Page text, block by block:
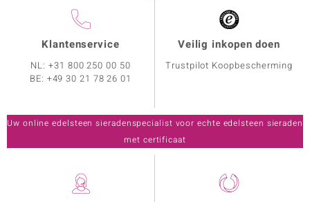
Klantenservice
NL:+31 800 250 00 50
BE: +49 30 21 78 26 01
Veilig inkopen doen
Trustpilot Koopbescherming
Uw online edelsteen sieradenspecialist voor echte edelsteen sieraden
met certificaat